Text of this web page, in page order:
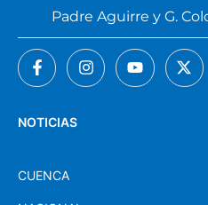
NOTICIAS
CUENCA
Padre Aguirre y G.